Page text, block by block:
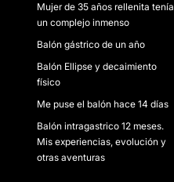
Mujer de 35 años rellenita tenía
un complejo inmenso
Balón gástrico de un año
Balón Ellipse y decaimiento
físico
Me puse el balón hace 14 días
Balón intragastrico 12 meses.
Mis experiencias, evolución y
otras aventuras